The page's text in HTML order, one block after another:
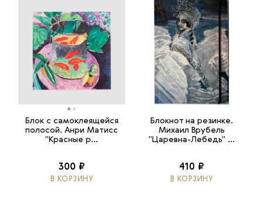
Блок с самоклеящейся
полосой. Анри Матисс
"Красные р...
300 ₽
В КОРЗИНУ
Блокнот на резинке.
Михаил Врубель
"Царевна-Лебедь" ...
410 ₽
В КОРЗИНУ